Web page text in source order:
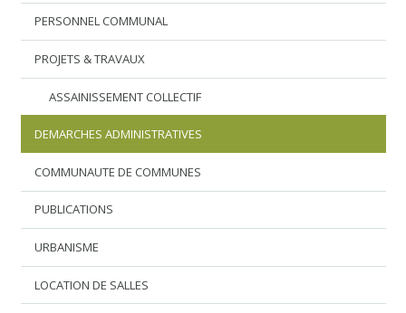
PERSONNEL COMMUNAL
PROJETS & TRAVAUX
ASSAINISSEMENT COLLECTIF
DEMARCHES ADMINISTRATIVES
COMMUNAUTE DE COMMUNES
PUBLICATIONS
URBANISME
LOCATION DE SALLES